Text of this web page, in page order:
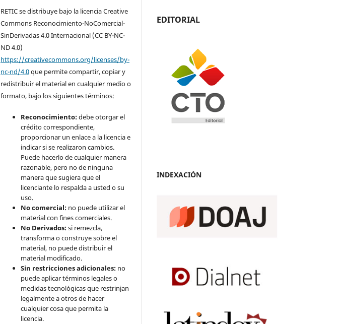
RETIC se distribuye bajo la licencia Creative
Commons Reconocimiento-NoComercial-
SinDerivadas 4.0 Internacional (CC BY-NC-
ND 4.0)
https://creativecommons.org/licenses/by-
nc-nd/4.0que permite compartir, copiar y
redistribuir el material en cualquier medio o
formato, bajo los siguientes términos:
Reconocimiento:debe otorgar el
crédito correspondiente,
proporcionar un enlace a la licencia e
indicar si se realizaron cambios.
Puede hacerlo de cualquier manera
razonable, pero no de ninguna
manera que sugiera que el
licenciante lo respalda a usted o su
uso.
No comercial: no puede utilizar el
material con fines comerciales.
No Derivados:si remezcla,
transforma o construye sobre el
material, no puede distribuir el
material modificado.
Sin restricciones adicionales: no
puede aplicar términos legales o
medidas tecnológicas que restrinjan
legalmente a otros de hacer
cualquier cosa que permita la
licencia.
EDITORIAL
INDEXACIÓN